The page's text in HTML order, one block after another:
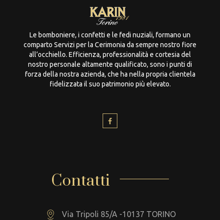
Le bomboniere, i confetti e le fedi nuziali, formano un
comparto Servizi per la Cerimonia da sempre nostro fiore
all’occhiello. Efficienza, professionalità e cortesia del
nostro personale altamente qualificato, sono i punti di
forza della nostra azienda, che ha nella propria clientela
fidelizzata il suo patrimonio più elevato.
Contatti
Via Tripoli 85/A -10137 TORINO